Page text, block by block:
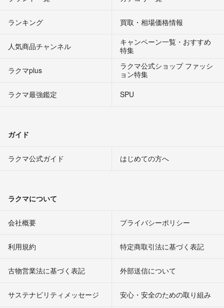
ランキング 買取・相場価格情報
人気商品チャンネル
キャンペーン一覧・おすすめ
特集
ラクマplus
ラクマ公式ショップ ファッシ
ョン特集
ラクマ最強鑑定
SPU
ガイド
ラクマ公式ガイド はじめての方へ
ラクマについて
会社概要 プライバシーポリシー
利用規約 特定商取引法に基づく表記
古物営業法に基づく表記 外部送信について
サステナビリティメッセージ 安心・安全のための取り組み